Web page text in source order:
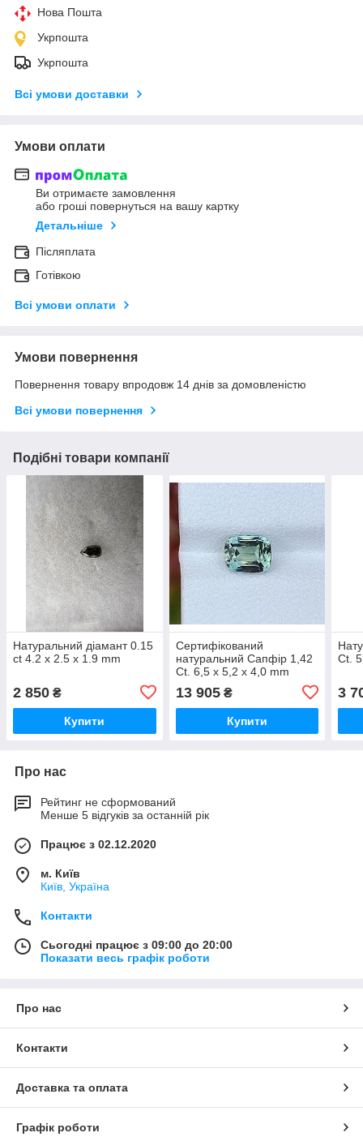
Нова Пошта
Укрпошта
Укрпошта
Всі умови доставки
Умови оплати
Ви отримаєте замовлення
або гроші повернуться на вашу картку
Детальніше
Післяплата
Готівкою
Всі умови оплати
Умови повернення
Повернення товару впродовж 14 днів за домовленістю
Всі умови повернення
Подібні товари компанії
Натуральний діамант 0.15
ct 4.2 x 2.5 x 1.9 mm
2 850 ₴
Купити
Сертифікований
натуральний Сапфір 1,42
Ct. 6,5 x 5,2 x 4,0 mm
13 905₴
Купити
Ct.
3
Про нас
Рейтинг не сформований
Менше 5 відгуків за останній рік
Працює з 02.12.2020
м. Київ
Київ, Україна
Контакти
Сьогодні працює з 09:00 до 20:00
Показати весь графік роботи
Про нас
Контакти
Доставка та оплата
Графік роботи